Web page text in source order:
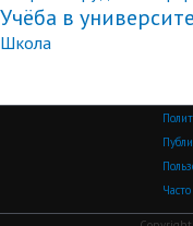
Учёба в
Школа